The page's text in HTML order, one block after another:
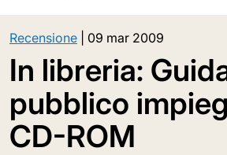
Recensione 09 mar 2009
In libreria:
pubblico
CD-ROM